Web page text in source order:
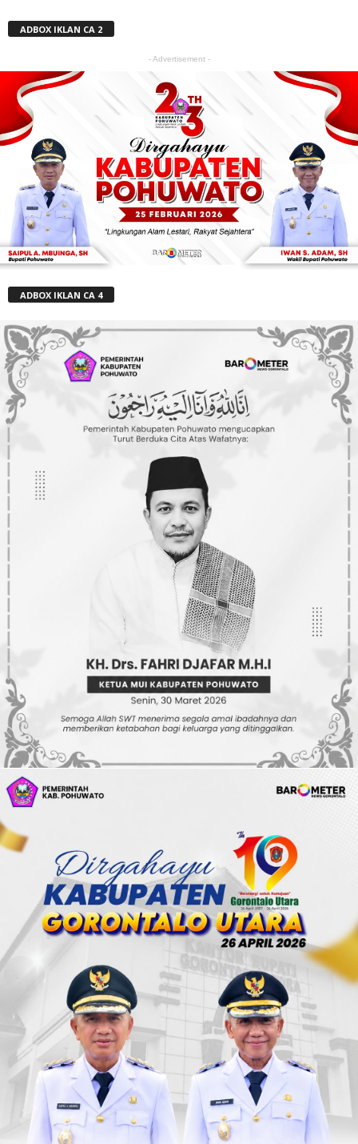
ADBOX IKLAN CA 2
- Advertisement -
ADBOX IKLAN CA 4